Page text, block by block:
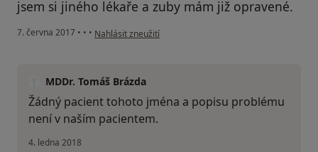
jsem si jiného lékaře a zuby mám již opravené.
7. června 2017 • • • podle názoru uživatele Váš účet byl odstraněn
Nahlásit zneužití
MDDr. Tomáš Brázda
Žádný pacient tohoto jména a popisu problému
není v naším pacientem.
4. ledna 2018